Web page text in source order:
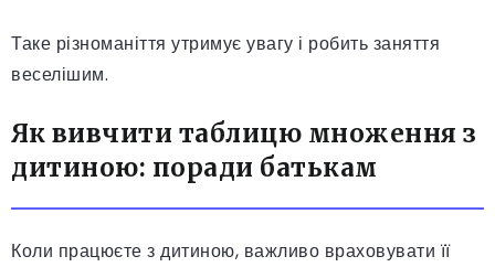
Таке різноманіття утримує увагу і робить заняття
веселішим.
Як вивчити таблицю множення з
дитиною: поради батькам
Коли працюєте з дитиною, важливо враховувати її